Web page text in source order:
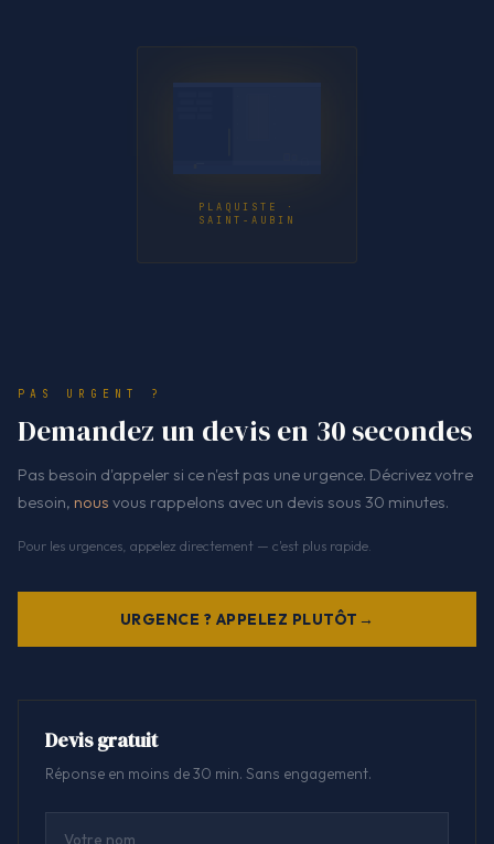
PLAQUISTE ·
SAINT-AUBIN
PAS URGENT ?
Demandez un devis en 30 secondes
Pas besoin d'appeler si ce n'est pas une urgence. Décrivez votre
besoin, nous vous rappelons avec un devis sous 30 minutes.
Pour les urgences, appelez directement — c'est plus rapide.
URGENCE ? APPELEZ PLUTÔT
Devis gratuit
Réponse en moins de 30 min. Sans engagement.